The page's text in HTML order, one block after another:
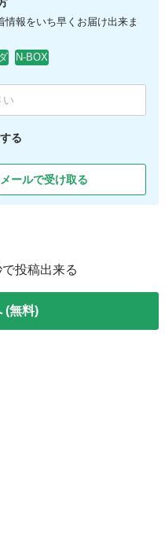
報をいち早くお届け出来ま
N-BOX
る
ールで受け取る
投稿出来る
(無料)